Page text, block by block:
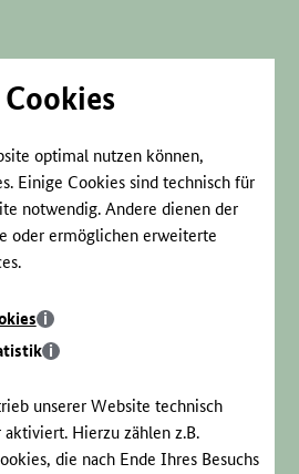
optimal nutzen können,
Einige Cookies sind technisch für
notwendig. Andere dienen der
oder ermöglichen erweiterte
unserer Website technisch
Hierzu zählen z.B.
die nach Ende Ihres Besuchs